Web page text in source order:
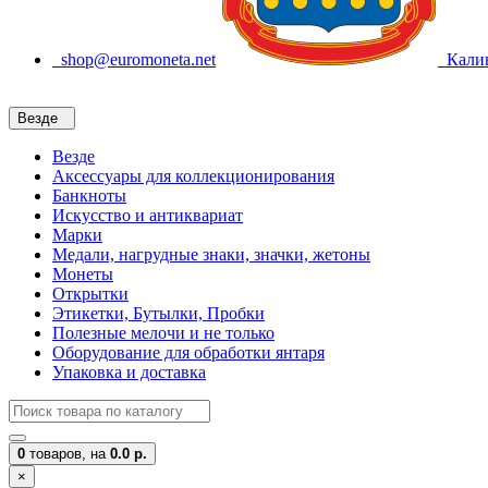
shop@euromoneta.net
Везде
Везде
Аксессуары для коллекционирования
Банкноты
Искусство и антиквариат
Марки
Медали, нагрудные знаки, значки, жетоны
Монеты
Открытки
Этикетки, Бутылки, Пробки
Полезные мелочи и не только
Оборудование для обработки янтаря
Упаковка и доставка
0 товаров, на 0.0 р.
×